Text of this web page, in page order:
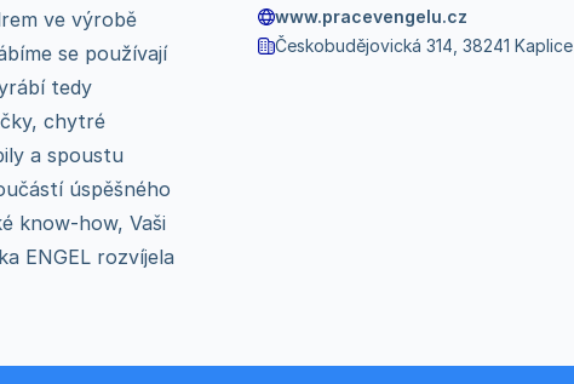
ve výrobě
se používají
tedy
chytré
a spoustu
úspěšného
know-how, Vaši
ENGEL rozvíjela
www.pracevengelu.cz
Českobudějovická 314, 38241 Kaplice